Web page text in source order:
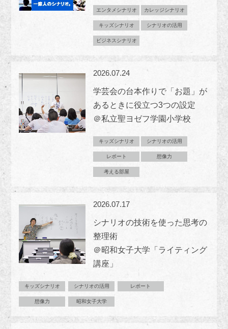
エンタメシナリオ カレッジシナリオ
キッズシナリオ シナリオの活用
ビジネスシナリオ
2026.07.24
学芸会の台本作りで「お題」が
あるときに役立つ3つの設定
＠私立聖ヨゼフ学園小学校
キッズシナリオ シナリオの活用
レポート 想像力
考える部屋
2026.07.17
シナリオの技術を使った思考の
整理術
＠昭和女子大学「ライティング
講座」
キッズシナリオ シナリオの活用 レポート
想像力 昭和女子大学